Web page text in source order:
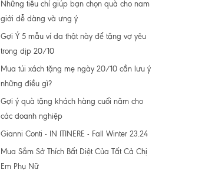
Những tiêu chí giúp bạn chọn quà cho nam
giới dễ dàng và ưng ý
Gợi Ý 5 mẫu ví da thật này để tặng vợ yêu
trong dịp 20/10
Mua túi xách tặng mẹ ngày 20/10 cần lưu ý
những điều gì?
Gợi ý quà tặng khách hàng cuối năm cho
các doanh nghiệp
Gianni Conti - IN ITINERE - Fall Winter 23.24
Mua Sắm Sở Thích Bất Diệt Của Tất Cả Chị
Em Phụ Nữ